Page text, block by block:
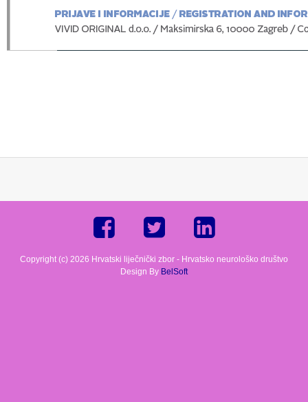
Copyright (c) 2026 Hrvatski liječnički zbor - Hrvatsko neurološko društvo
Design By BelSoft